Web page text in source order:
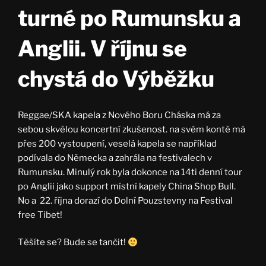
turné po Rumunsku a
Anglii. V říjnu se
chystá do Výběžku
Reggae/SKA kapela z Nového Boru Cháska má za
sebou skvělou koncertní zkušenost. na svém kontě má
přes 200 vystoupení, veselá kapela se například
podívala do Německa a zahrála na festivalech v
Rumunsku. Minulý rok byla dokonce na 14ti denní tour
po Anglii jako support místní kapely China Shop Bull.
No a 22. října dorazí do Dolní Pouzstevny na Festival
free Tibet!
Těšíte se? Bude se tančit!